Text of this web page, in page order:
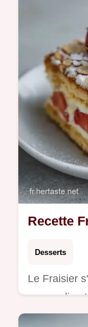
diplomate
Recette
Desserts
Le Fraisier
mousseline